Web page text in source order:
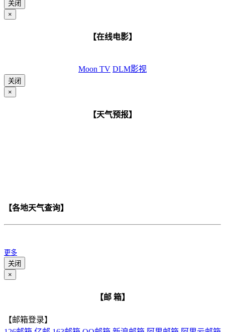
关闭
×
【在线电影】
Moon TV DLM影视
关闭
×
【天气预报】
【各地天气查询】
更多
关闭
×
【邮 箱】
【邮箱登录】